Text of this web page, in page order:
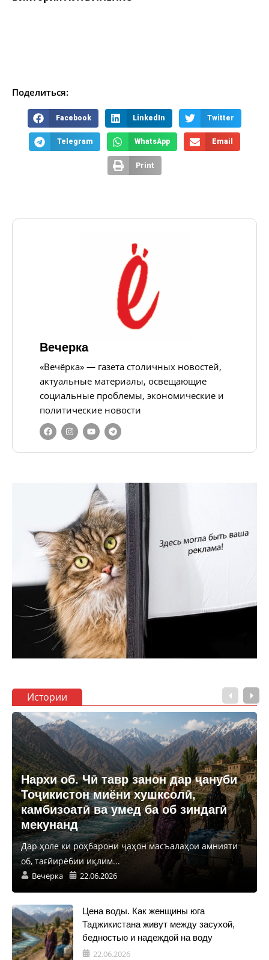
Поделиться:
Facebook LinkedIn Twitter
Telegram WhatsApp Email
Print
Вечерка
«Вечёрка» — газета столичных новостей,
актуальные материалы, освещающие
социальные проблемы, экономические и
политические новости
Истории
Нархи об. Чӣ тавр занон дар ҷануби
Тоҷикистон миёни хушксолӣ,
камбизоатӣ ва умед ба об зиндагӣ
мекунанд
Дар ҳоле ки роҳбарони ҷаҳон масъалаҳои амнияти
об, тағйирёбии иқлим...
Вечерка 22.06.2026
Цена воды. Как женщины юга
Таджикистана живут между засухой,
бедностью и надеждой на воду
22.06.2026